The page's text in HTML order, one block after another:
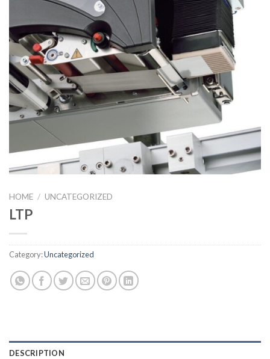
HOME / UNCATEGORIZED
LTP
Category:Uncategorized
DESCRIPTION